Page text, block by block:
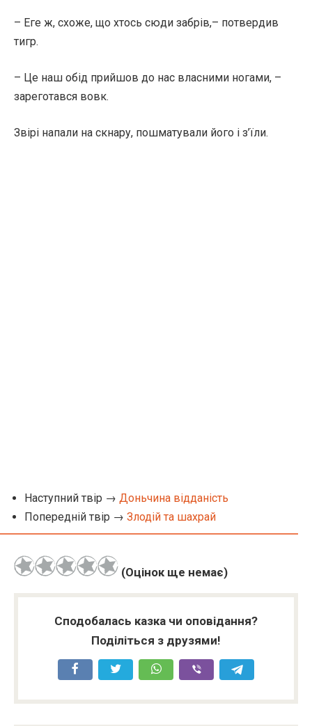
– Еге ж, схоже, що хтось сюди забрів,– потвердив
тигр.
– Це наш обід прийшов до нас власними ногами, –
зареготався вовк.
Звірі напали на скнару, пошматували його і з’їли.
Наступний твір → Доньчина відданість
Попередній твір → Злодій та шахрай
(Оцінок ще немає)
Сподобалась казка чи оповідання?
Поділіться з друзями!